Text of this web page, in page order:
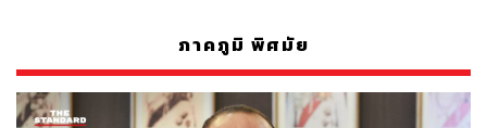
ภาคภูมิ พิศมัย